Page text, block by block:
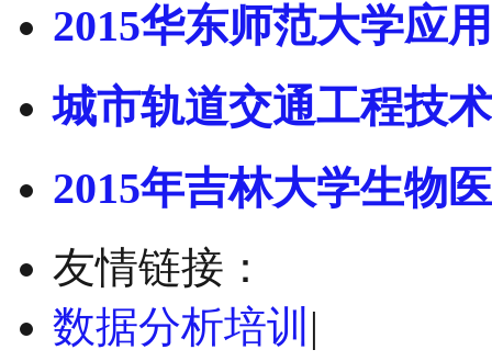
2015华东师范大学应用
城市轨道交通工程技
2015年吉林大学生物医
友情链接：
数据分析培训 |